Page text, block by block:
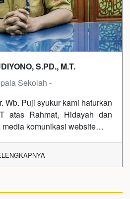
S.PD., M.T.
Sekolah -
Wb. Puji syukur kami haturkan
atas Rahmat, Hidayah dan
media komunikasi website…